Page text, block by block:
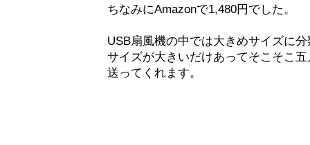
ちなみにAmazonで1,480円でした。
USB扇風機の中では大きめサイズに
サイズが大きいだけあってそこそこ
送ってくれます。